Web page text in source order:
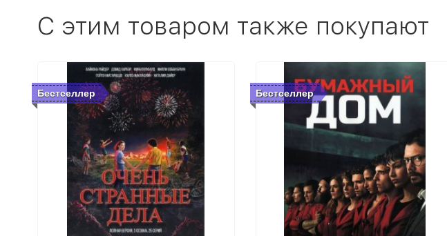
C этим товаром также покупают
Бестселлер Бестселлер